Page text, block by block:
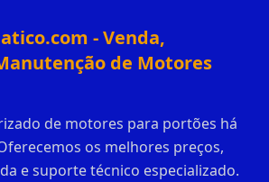
- Venda,
de Motores
de motores para portões há
os melhores preços,
e suporte técnico especializado.